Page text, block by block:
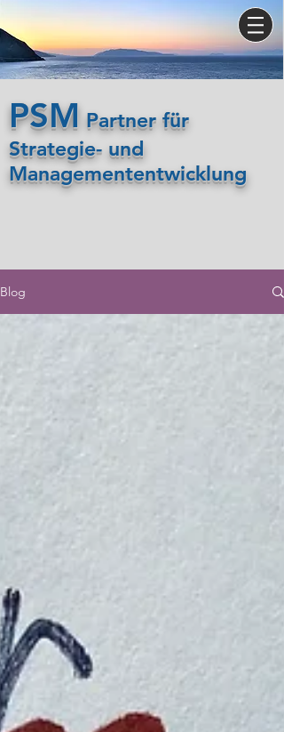
PSM Partner für
Strategie- und
Managemententwicklung
Blog